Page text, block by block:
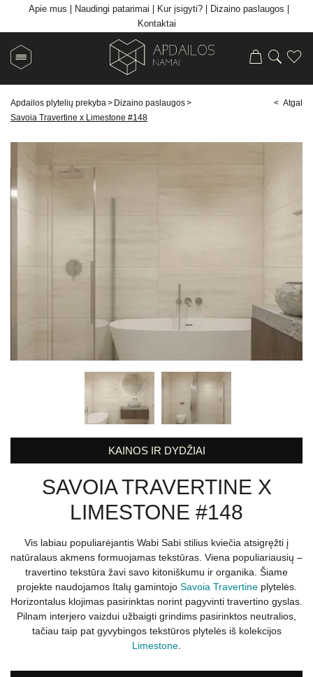
Apie mus Naudingi patarimai Kur įsigyti?
Dizaino paslaugos
Kontaktai
Apdailos plytelių prekyba > Dizaino paslaugos>
Savoia Travertine x Limestone #148
< Atgal
KAINOS IR DYDŽIAI
SAVOIA TRAVERTINE X
LIMESTONE #148
Vis labiau populiarėjantis Wabi Sabi stilius kviečia atsigręžti į
natūralaus akmens formuojamas tekstūras. Viena populiariausių –
travertino tekstūra žavi savo kitoniškumu ir organika. Šiame
projekte naudojamos Italų gamintojo Savoia Travertineplytelės.
Horizontalus klojimas pasirinktas norint pagyvinti travertino gyslas.
Pilnam interjero vaizdui užbaigti grindims pasirinktos neutralios,
tačiau taip pat gyvybingos tekstūros plytelės iš kolekcijos
Limestone.